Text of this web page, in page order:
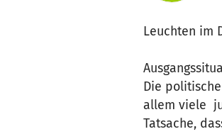
Leuchten im
Die
allem viele
Tatsache,